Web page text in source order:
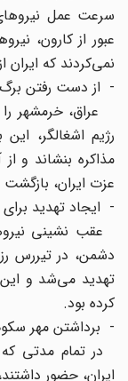
سرعت عمل نیروهای
عبور از کارون،
نمی‌کردند که ایران
- از دست رفتن برگ
عراق، خرمشهر
رژیم اشغالگر، این
مذاکره بنشاند و از
عزت ایران، بازگشت و
- ایجاد تهدید برای
عقب نشینی
دشمن، در تیررس
تهدید می‌شد و این
کرده بود.
- برداشتن مهر سکوت
در تمام مدتی که
ایران، حضور